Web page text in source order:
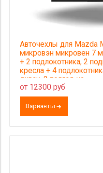
Авточехлы для Mazda
микровэн микровен 7
+ 2 подлокотника, 2
кресла + 4
диван, 2 подгол-ка
от 12300 руб
Варианты